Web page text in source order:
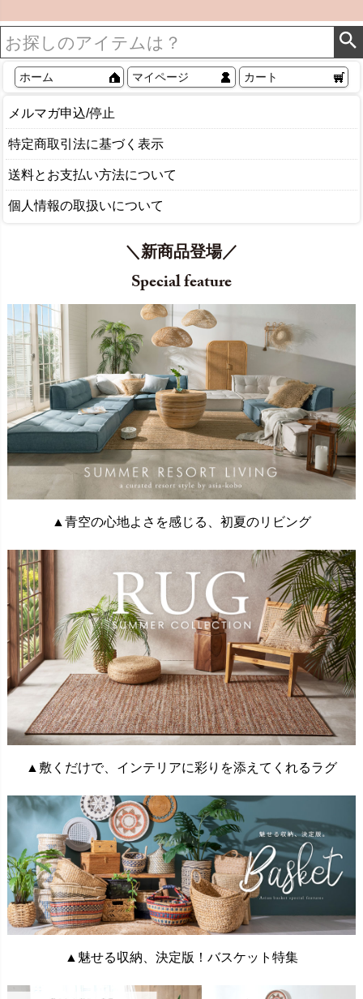
ホーム マイページ カート
メルマガ申込/停止
特定商取引法に基づく表示
送料とお支払い方法について
個人情報の取扱いについて
＼新商品登場／
Special feature
▲青空の心地よさを感じる、初夏のリビング
▲敷くだけで、インテリアに彩りを添えてくれるラグ
▲魅せる収納、決定版！バスケット特集